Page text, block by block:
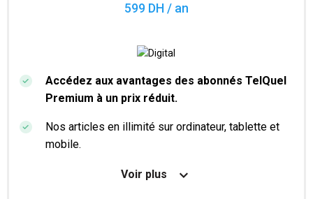
599 DH / an
Accédez aux avantages des abonnés TelQuel
Premium à un prix réduit.
Nos articles en illimité sur ordinateur, tablette et
mobile.
Le magazine TelQuel en numérique avant la sortie
Voir plus